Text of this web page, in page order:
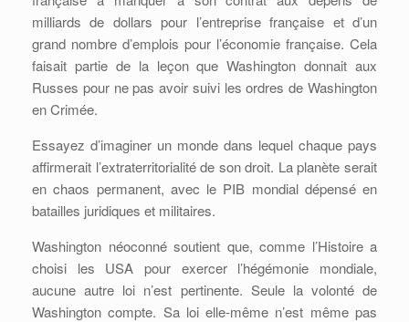
milliards de dollars pour l’entreprise française et d’un
grand nombre d’emplois pour l’économie française. Cela
faisait partie de la leçon que Washington donnait aux
Russes pour ne pas avoir suivi les ordres de Washington
en Crimée.
Essayez d’imaginer un monde dans lequel chaque pays
affirmerait l’extraterritorialité de son droit. La planète serait
en chaos permanent, avec le PIB mondial dépensé en
batailles juridiques et militaires.
Washington néoconné soutient que, comme l’Histoire a
choisi les USA pour exercer l’hégémonie mondiale,
aucune autre loi n’est pertinente. Seule la volonté de
Washington compte. Sa loi elle-même n’est même pas